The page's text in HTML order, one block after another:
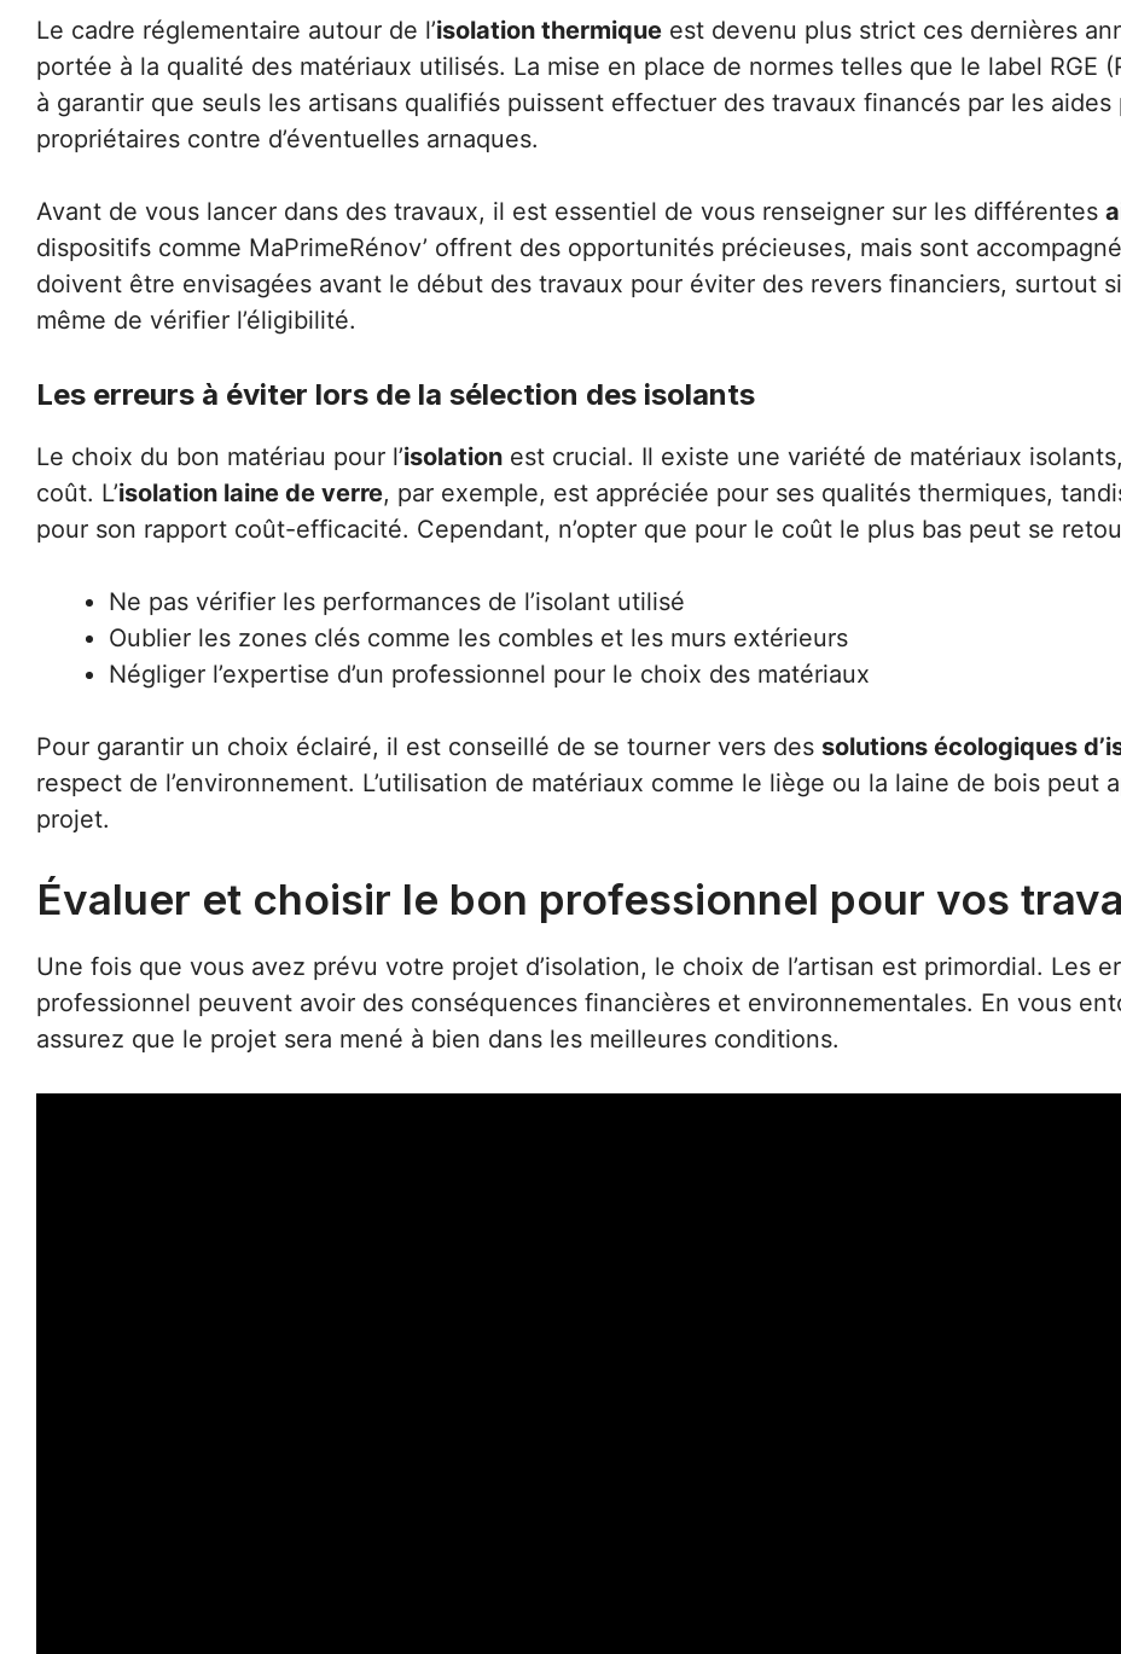
Le cadre réglementaire autour de l’isolation thermique est devenu plus strict ces dernières
portée à la qualité des matériaux utilisés. La mise en place de normes telles que le label RGE
à garantir que seuls les artisans qualifiés puissent effectuer des travaux financés par les
propriétaires contre d’éventuelles arnaques.
Avant de vous lancer dans des travaux, il est essentiel de vous renseigner sur les différentes
dispositifs comme MaPrimeRénov’ offrent des opportunités précieuses, mais sont
doivent être envisagées avant le début des travaux pour éviter des revers financiers, surtout
même de vérifier l’éligibilité.
Les erreurs à éviter lors de la sélection des isolants
Le choix du bon matériau pour l’isolation est crucial. Il existe une variété de matériaux
coût. L’isolation laine de verre, par exemple, est appréciée pour ses qualités thermiques,
pour son rapport coût-efficacité. Cependant, n’opter que pour le coût le plus bas peut se
Ne pas vérifier les performances de l’isolant utilisé
Oublier les zones clés comme les combles et les murs extérieurs
Négliger l’expertise d’un professionnel pour le choix des matériaux
Pour garantir un choix éclairé, il est conseillé de se tourner vers des solutions écologiques
respect de l’environnement. L’utilisation de matériaux comme le liège ou la laine de bois peut
projet.
Évaluer et choisir le bon professionnel pour vos
Une fois que vous avez prévu votre projet d’isolation, le choix de l’artisan est primordial. Les
professionnel peuvent avoir des conséquences financières et environnementales. En vous
assurez que le projet sera mené à bien dans les meilleures conditions.